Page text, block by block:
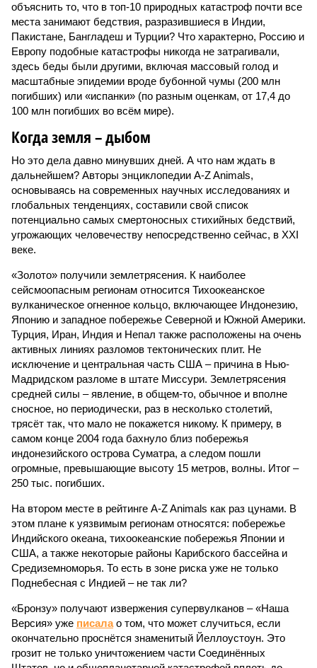
объяснить то, что в топ-10 природных катастроф почти все
места занимают бедствия, разразившиеся в Индии,
Пакистане, Бангладеш и Турции? Что характерно, Россию и
Европу подобные катастрофы никогда не затрагивали,
здесь беды были другими, включая массовый голод и
масштабные эпидемии вроде бубонной чумы (200 млн
погибших) или «испанки» (по разным оценкам, от 17,4 до
100 млн погибших во всём мире).
Когда земля – дыбом
Но это дела давно минувших дней. А что нам ждать в
дальнейшем? Авторы энциклопедии A-Z Animals,
основываясь на современных научных исследованиях и
глобальных тенденциях, составили свой список
потенциально самых смертоносных стихийных бедствий,
угрожающих человечеству непосредственно сейчас, в XXI
веке.
«Золото» получили землетрясения. К наиболее
сейсмоопасным регионам относится Тихоокеанское
вулканическое огненное кольцо, включающее Индонезию,
Японию и западное побережье Северной и Южной Америки.
Турция, Иран, Индия и Непал также расположены на очень
активных линиях разломов тектонических плит. Не
исключение и центральная часть США – причина в Нью-
Мадридском разломе в штате Миссури. Землетрясения
средней силы – явление, в общем-то, обычное и вполне
сносное, но периодически, раз в несколько столетий,
трясёт так, что мало не покажется никому. К примеру, в
самом конце 2004 года бахнуло близ побережья
индонезийского острова Суматра, а следом пошли
огромные, превышающие высоту 15 метров, волны. Итог –
250 тыс. погибших.
На втором месте в рейтинге A-Z Animals как раз цунами. В
этом плане к уязвимым регионам относятся: побережье
Индийского океана, тихо­океанские побережья Японии и
США, а также некоторые районы Карибского бассейна и
Средиземноморья. То есть в зоне риска уже не только
Поднебесная с Индией – не так ли?
«Бронзу» получают извержения супервулканов – «Наша
Версия» уже писалао том, что может случиться, если
окончательно проснётся знаменитый Йеллоустоун. Это
грозит не только уничтожением части Соединённых